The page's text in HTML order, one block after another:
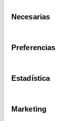
Necesarias
Preferencias
Estadística
Marketing
La
Para